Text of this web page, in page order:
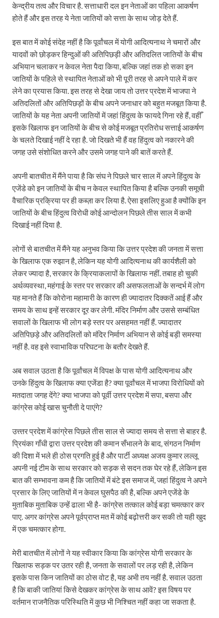
केन्द्रीय तत्व और विचार है. सत्ताधारी दल इन नेताओं का पहिला आकर्षण
होते हैं और इस तरह ये नेता जातियों को सत्ता के साथ जोड़ देते हैं.
इस बात में कोई संदेह नहीं है कि पूर्वांचल में योगी आदित्यनाथ ने चमारों और
यादवों को छोड़कर हिन्दुओं की अतिपिछड़ी और अतिदलित जातियों के बीच
अभियान चलाकर न केवल नेता पैदा किया, बल्कि जहां तक हो सका इन
जातियों के पहिले से स्थापित नेताओं को भी पूरी तरह से अपने पाले में कर
लेने का प्रयास किया. इस तरह से देखा जाय तो उत्तर प्रदेश में भाजपा ने
अतिदलितों और अतिपिछड़ों के बीच अपने जनाधार को बहुत मजबूत किया है.
जातियों के यह नेता अपनी जातियों में जहां हिंदुत्व के फायदे गिना रहे हैं, वहीँ
इसके खिलाफ इन जातियों के बीच से कोई मजबूत प्रतिरोध सत्ताई आकर्षण
के चलते दिखाई नहीं दे रहा है. जो दिखते भी हैं वह हिंदुत्व को नकारने की
जगह उसे संशोधित करने और उसमे जगह पाने की बातें करते हैं.
अपनी बातचीत में मैंने पाया है कि संघ ने पिछले चार साल में अपने हिंदुत्व के
एजेंडे को इन जातियों के बीच न केवल स्थापित किया है बल्कि उनकी समूची
वैचारिक प्रक्रिया पर ही कब्ज़ा कर लिया है. ऐसा इसलिए हुआ है क्योंकि इन
जातियों के बीच हिंदुत्व विरोधी कोई आन्दोलन पिछले तीस साल में कभी
दिखाई नहीं दिया है.
लोगों से बातचीत में मैंने यह अनुभव किया कि उत्तर प्रदेश की जनता में सत्ता
के खिलाफ एक रुझान है, लेकिन यह योगी आदित्यनाथ की कार्यशैली को
लेकर ज्यादा है, सरकार के क्रियाकलापों के खिलाफ नहीं. तबाह हो चुकी
अर्थव्यवस्था, महंगाई के स्तर पर सरकार की असफलताओं के सन्दर्भ में लोग
यह मानते हैं कि कोरोना महामारी के कारण ही ज्यादातर दिक्कतें आई हैं और
समय के साथ इन्हें सरकार दूर कर लेगी. मंदिर निर्माण और उससे सम्बंधित
सवालों के खिलाफ भी लोग बड़े स्तर पर असहमत नहीं हैं. ज्यादातर
अतिपिछड़े और अतिदलितों को मंदिर निर्माण अभियान से कोई बड़ी समस्या
नहीं है. वह इसे स्वाभाविक परिघटना के बतौर देखते हैं.
अब सवाल उठता है कि पूर्वांचल में विपक्ष के पास योगी आदित्यनाथ और
उनके हिंदुत्व के खिलाफ क्या एजेंडा है? क्या पूर्वांचल में भाजपा विरोधियों को
मतदाता जगह देंगे? क्या भाजपा को पूर्वी उत्तर प्रदेश में सपा, बसपा और
कांग्रेस कोई खास चुनौती दे पाएंगे?
उत्त्तर प्रदेश में कांग्रेस पिछले तीस साल से ज्यादा समय से सत्ता से बाहर है.
प्रियंका गाँधी द्वारा उत्तर प्रदेश की कमान सँभालने के बाद, संगठन निर्माण
की दिशा में भले ही ठोस प्रगति हुई है और पार्टी अध्यक्ष अजय कुमार लल्लू
अपनी नई टीम के साथ सरकार को सड़क से सदन तक घेर रहे हैं, लेकिन इस
बात की सम्भावना कम है कि जातियों में बंटे इस समाज में, जहां हिंदुत्व ने अपने
प्रसार के लिए जातियों में न केवल घुसपैठ की है, बल्कि अपने एजेंडे के
मुताबिक मुताबिक उन्हें ढाला भी है- कांग्रेस तत्काल कोई बड़ा चमत्कार कर
पाए. अगर कांग्रेस अपने पूर्वप्राप्त मत में कोई बढ़ोत्तरी कर सकी तो यही खुद
में एक चमत्कार होगा.
मेरी बातचीत में लोगों ने यह स्वीकार किया कि कांग्रेस योगी सरकार के
खिलाफ सड़क पर उतर रही है, जनता के सवालों पर लड़ रही है, लेकिन
इसके पास किन जातियों का ठोस वोट है, यह अभी तय नहीं है. सवाल उठता
है कि बाकी जातियां किसे देखकर कांग्रेस के साथ आवें? इस विषय पर
वर्तमान राजनैतिक परिस्थिति में कुछ भी निश्चित नहीं कहा जा सकता है.